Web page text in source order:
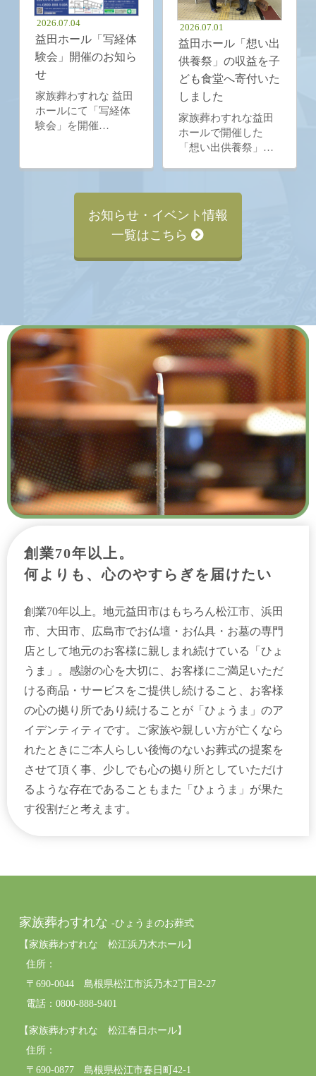
2026.07.04
益田ホール「写経体
験会」開催のお知ら
せ
家族葬わすれな 益田
ホールにて「写経体
験会」を開催…
2026.07.01
益田ホール「想い出
供養祭」の収益を子
ども食堂へ寄付いた
しました
家族葬わすれな益田
ホールで開催した
「想い出供養祭」…
お知らせ・イベント情報
一覧はこちら
創業70年以上。
何よりも、心のやすらぎを届けたい
創業70年以上。地元益田市はもちろん松江市、浜田
市、大田市、広島市でお仏壇・お仏具・お墓の専門
店として地元のお客様に親しまれ続けている「ひょ
うま」。感謝の心を大切に、お客様にご満足いただ
ける商品・サービスをご提供し続けること、お客様
の心の拠り所であり続けることが「ひょうま」のア
イデンティティです。ご家族や親しい方が亡くなら
れたときにご本人らしい後悔のないお葬式の提案を
させて頂く事、少しでも心の拠り所としていただけ
るような存在であることもまた「ひょうま」が果た
す役割だと考えます。
家族葬わすれな -ひょうまのお葬式
【家族葬わすれな 松江浜乃木ホール】
住所：
〒690-0044 島根県松江市浜乃木2丁目2-27
電話：0800-888-9401
【家族葬わすれな 松江春日ホール】
住所：
〒690-0877 島根県松江市春日町42-1